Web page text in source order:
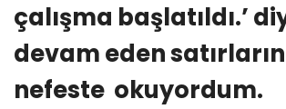
çalışma başlatıldı.’
devam eden
nefeste okuyordum.